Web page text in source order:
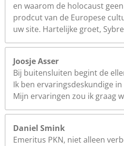
en waarom de holocaust
prodcut van de Europese
uw site. Hartelijke groet,
Joosje Asser
Bij buitensluiten begint de
Ik ben ervaringsdeskundige in
Mijn ervaringen zou ik graag
Daniel Smink
Emeritus PKN, niet alleen